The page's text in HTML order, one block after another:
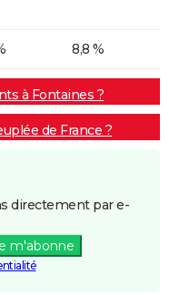
8,8 %
à Fontaines ?
de France ?
directement par e-
m'abonne